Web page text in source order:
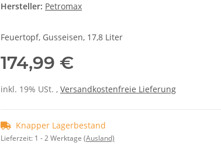
Hersteller: Petromax
Feuertopf, Gusseisen, 17,8 Liter
174,99 €
inkl. 19% USt. , Versandkostenfreie Lieferung
Knapper Lagerbestand
Lieferzeit: 1 - 2 Werktage (Ausland)